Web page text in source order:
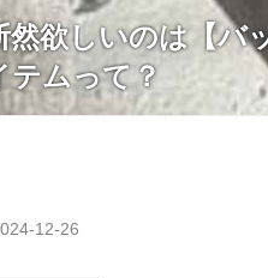
然欲しいのは【バ
テムって？
12-26